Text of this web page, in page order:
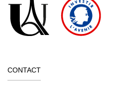
CONTACT